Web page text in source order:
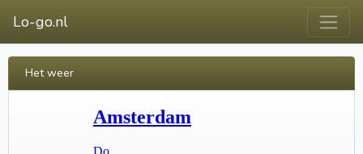
Lo-go.nl
Het weer